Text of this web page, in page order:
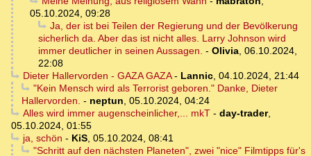
05.10.2024, 09:28
Ja, der ist bei Teilen der Regierung und der Bevölkerung
sicherlich da. Aber das ist nicht alles. Larry Johnson wird
immer deutlicher in seinen Aussagen. - Olivia, 06.10.2024,
22:08
Dieter Hallervorden - GAZA GAZA- Lannic, 04.10.2024, 21:44
"Kein Mensch wird als Terrorist geboren." Danke, Dieter
Hallervorden. - neptun, 05.10.2024, 04:24
Alles wird immer augenscheinlicher,... mkT- day-trader,
05.10.2024, 01:55
ja, schön - KiS, 05.10.2024, 08:41
"Schritt auf den nächsten Planeten", zwei "nice" Filmtipps für's